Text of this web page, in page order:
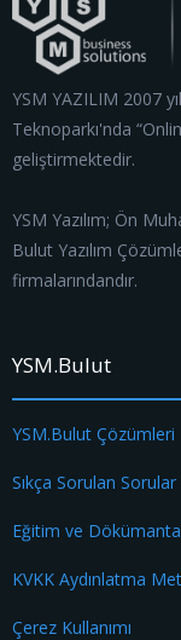
YSM YAZILIM 2007
Teknoparkı'nda
geliştirmektedir.
YSM Yazılım; Ön
Bulut Yazılım
firmalarındandır.
YSM.Bulut
YSM.Bulut Çözümleri
Sıkça Sorulan Sorular
Eğitim ve
KVKK Aydınlatma
Çerez Kullanımı